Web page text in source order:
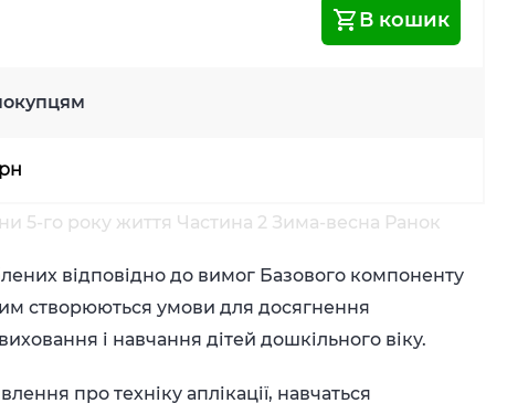
В кошик
5-го року життя Частина 2 Зима-весна Ранок
відповідно до вимог Базового компоненту
створюються умови для досягнення
і навчання дітей дошкільного віку.
про техніку аплікації, навчаться